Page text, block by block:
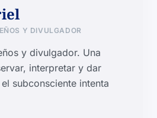
Y DIVULGADOR
y divulgador. Una
interpretar y dar
subconsciente intenta